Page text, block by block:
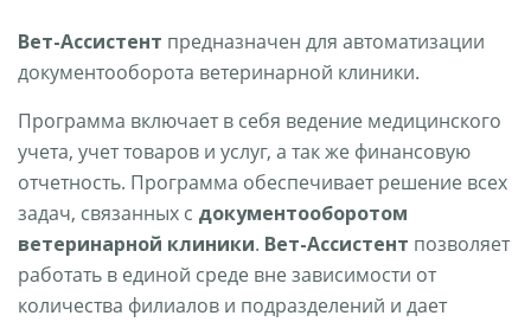
Вет-Ассистент предназначен для автоматизации
документооборота ветеринарной клиники.
Программа включает в себя ведение медицинского
учета, учет товаров и услуг, а так же финансовую
отчетность. Программа обеспечивает решение всех
задач, связанных с документооборотом
ветеринарной клиники. Вет-Ассистент позволяет
работать в единой среде вне зависимости от
количества филиалов и подразделений и дает